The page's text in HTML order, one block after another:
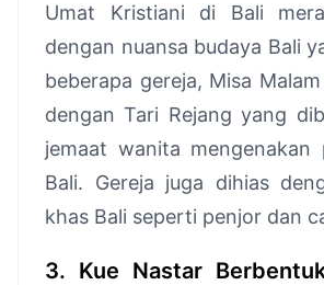
Umat Kristiani di Bali
dengan nuansa budaya Bali
beberapa gereja, Misa
dengan Tari Rejang yang
jemaat wanita mengenakan
Bali. Gereja juga dihias
khas Bali seperti penjor dan
3. Kue Nastar